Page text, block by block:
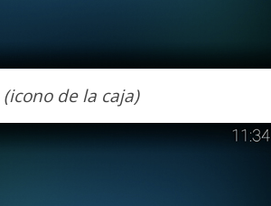
(icono de la caja)